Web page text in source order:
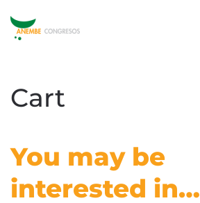
Cart
You may be
interested in…